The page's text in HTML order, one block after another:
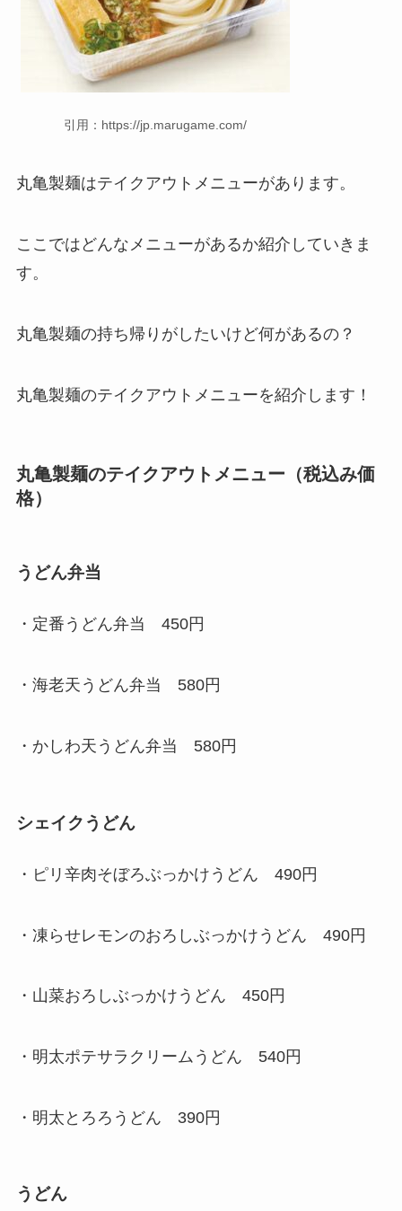
引用：https://jp.marugame.com/
丸亀製麺はテイクアウトメニューがあります。
ここではどんなメニューがあるか紹介していきま
す。
丸亀製麺の持ち帰りがしたいけど何があるの？
丸亀製麺のテイクアウトメニューを紹介します！
丸亀製麺のテイクアウトメニュー（税込み価
格）
うどん弁当
・定番うどん弁当 450円
・海老天うどん弁当 580円
・かしわ天うどん弁当 580円
シェイクうどん
・ピリ辛肉そぼろぶっかけうどん 490円
・凍らせレモンのおろしぶっかけうどん 490円
・山菜おろしぶっかけうどん 450円
・明太ポテサラクリームうどん 540円
・明太とろろうどん 390円
うどん